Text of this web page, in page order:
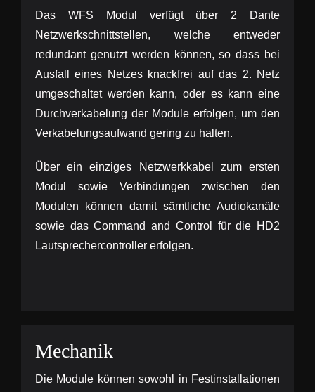
Das WFS Modul verfügt über 2 Dante
Netzwerkschnittstellen, welche entweder
redundant genutzt werden können, so dass bei
Ausfall eines Netzes knackfrei auf das 2. Netz
umgeschaltet werden kann, oder es kann eine
Durchverkabelung der Module erfolgen, um den
Verkabelungsaufwand gering zu halten.
Über ein einziges Netzwerkkabel zum ersten
Modul sowie Verbindungen zwischen den
Modulen können damit sämtliche Audiokanäle
sowie das Command and Control für die HD2
Lautsprechercontroller erfolgen.
Mechanik
Die Module können sowohl in Festinstallationen